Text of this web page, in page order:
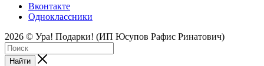
Вконтакте
Одноклассники
2026 © Ура! Подарки! (ИП Юсупов Рафис Ринатович)
Найти